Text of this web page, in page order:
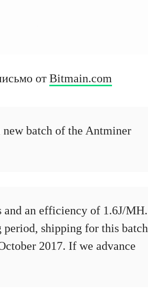
отBitmain.com
batch of the Antminer
and an efficiency of 1.6J/MH.
period, shipping for this batch
2017. If we advance